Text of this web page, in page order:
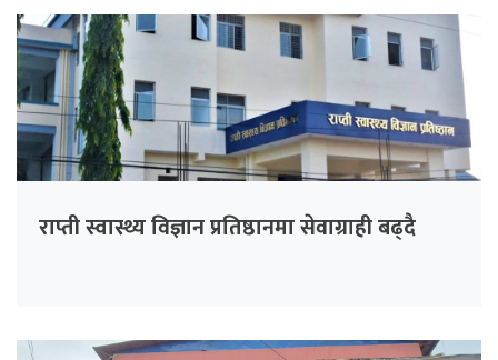
राप्ती स्वास्थ्य विज्ञान प्रतिष्ठानमा सेवाग्राही बढ्दै